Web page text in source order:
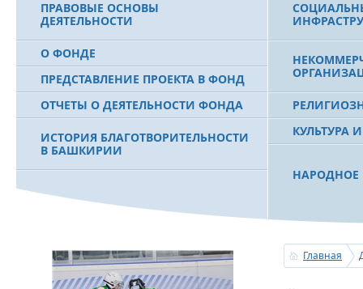
ПРАВОВЫЕ ОСНОВЫ
ДЕЯТЕЛЬНОСТИ
О ФОНДЕ
ПРЕДСТАВЛЕНИЕ ПРОЕКТА В ФОНД
ОТЧЕТЫ О ДЕЯТЕЛЬНОСТИ ФОНДА
ИСТОРИЯ БЛАГОТВОРИТЕЛЬНОСТИ
В БАШКИРИИ
МУРТАЗЕ РАХИМОВЕ
КУЛЬТУРА
НАРОДНОЕ
Главная